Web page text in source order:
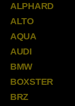
ALPHARD
ALTO
AQUA
AUDI
BMW
BOXSTER
BRZ